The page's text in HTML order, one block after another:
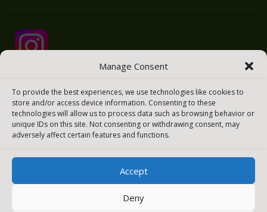
Manage Consent
To provide the best experiences, we use technologies like cookies to
store and/or access device information. Consenting to these
technologies will allow us to process data such as browsing behavior or
unique IDs on this site. Not consenting or withdrawing consent, may
adversely affect certain features and functions.
Accept
Deny